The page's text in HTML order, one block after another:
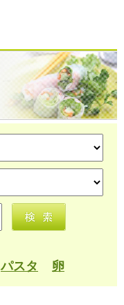
パスタ 卵